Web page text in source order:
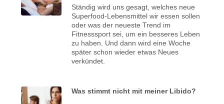
Ständig wird uns gesagt, welches neue
Superfood-Lebensmittel wir essen sollen
oder was der neueste Trend im
Fitnesssport sei, um ein besseres Leben
zu haben. Und dann wird eine Woche
später schon wieder etwas Neues
verkündet.
Was stimmt nicht mit meiner Libido?